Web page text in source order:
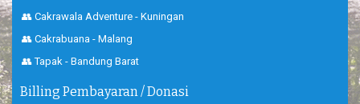
👥 Cakrawala Adventure - Kuningan
👥 Cakrabuana - Malang
👥 Tapak - Bandung Barat
Billing Pembayaran / Donasi